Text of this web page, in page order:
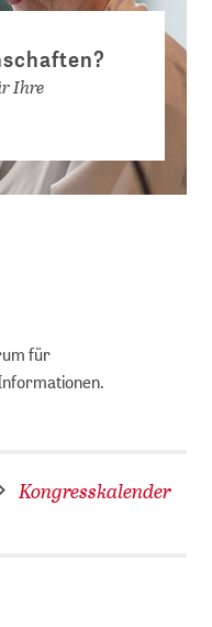
Ihre
für
Kongresskalender